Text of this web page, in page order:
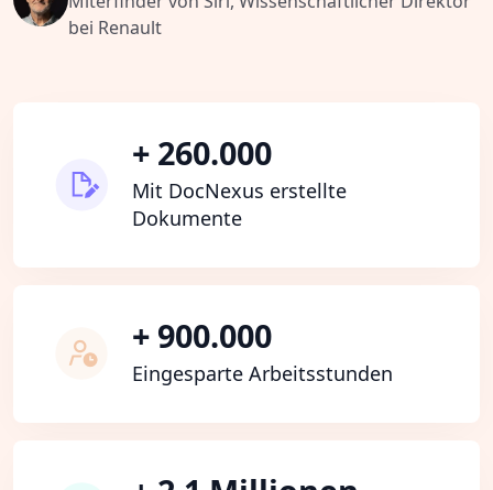
bei Renault
+ 260.000
Mit DocNexus erstellte
Dokumente
+ 900.000
Eingesparte Arbeitsstunden